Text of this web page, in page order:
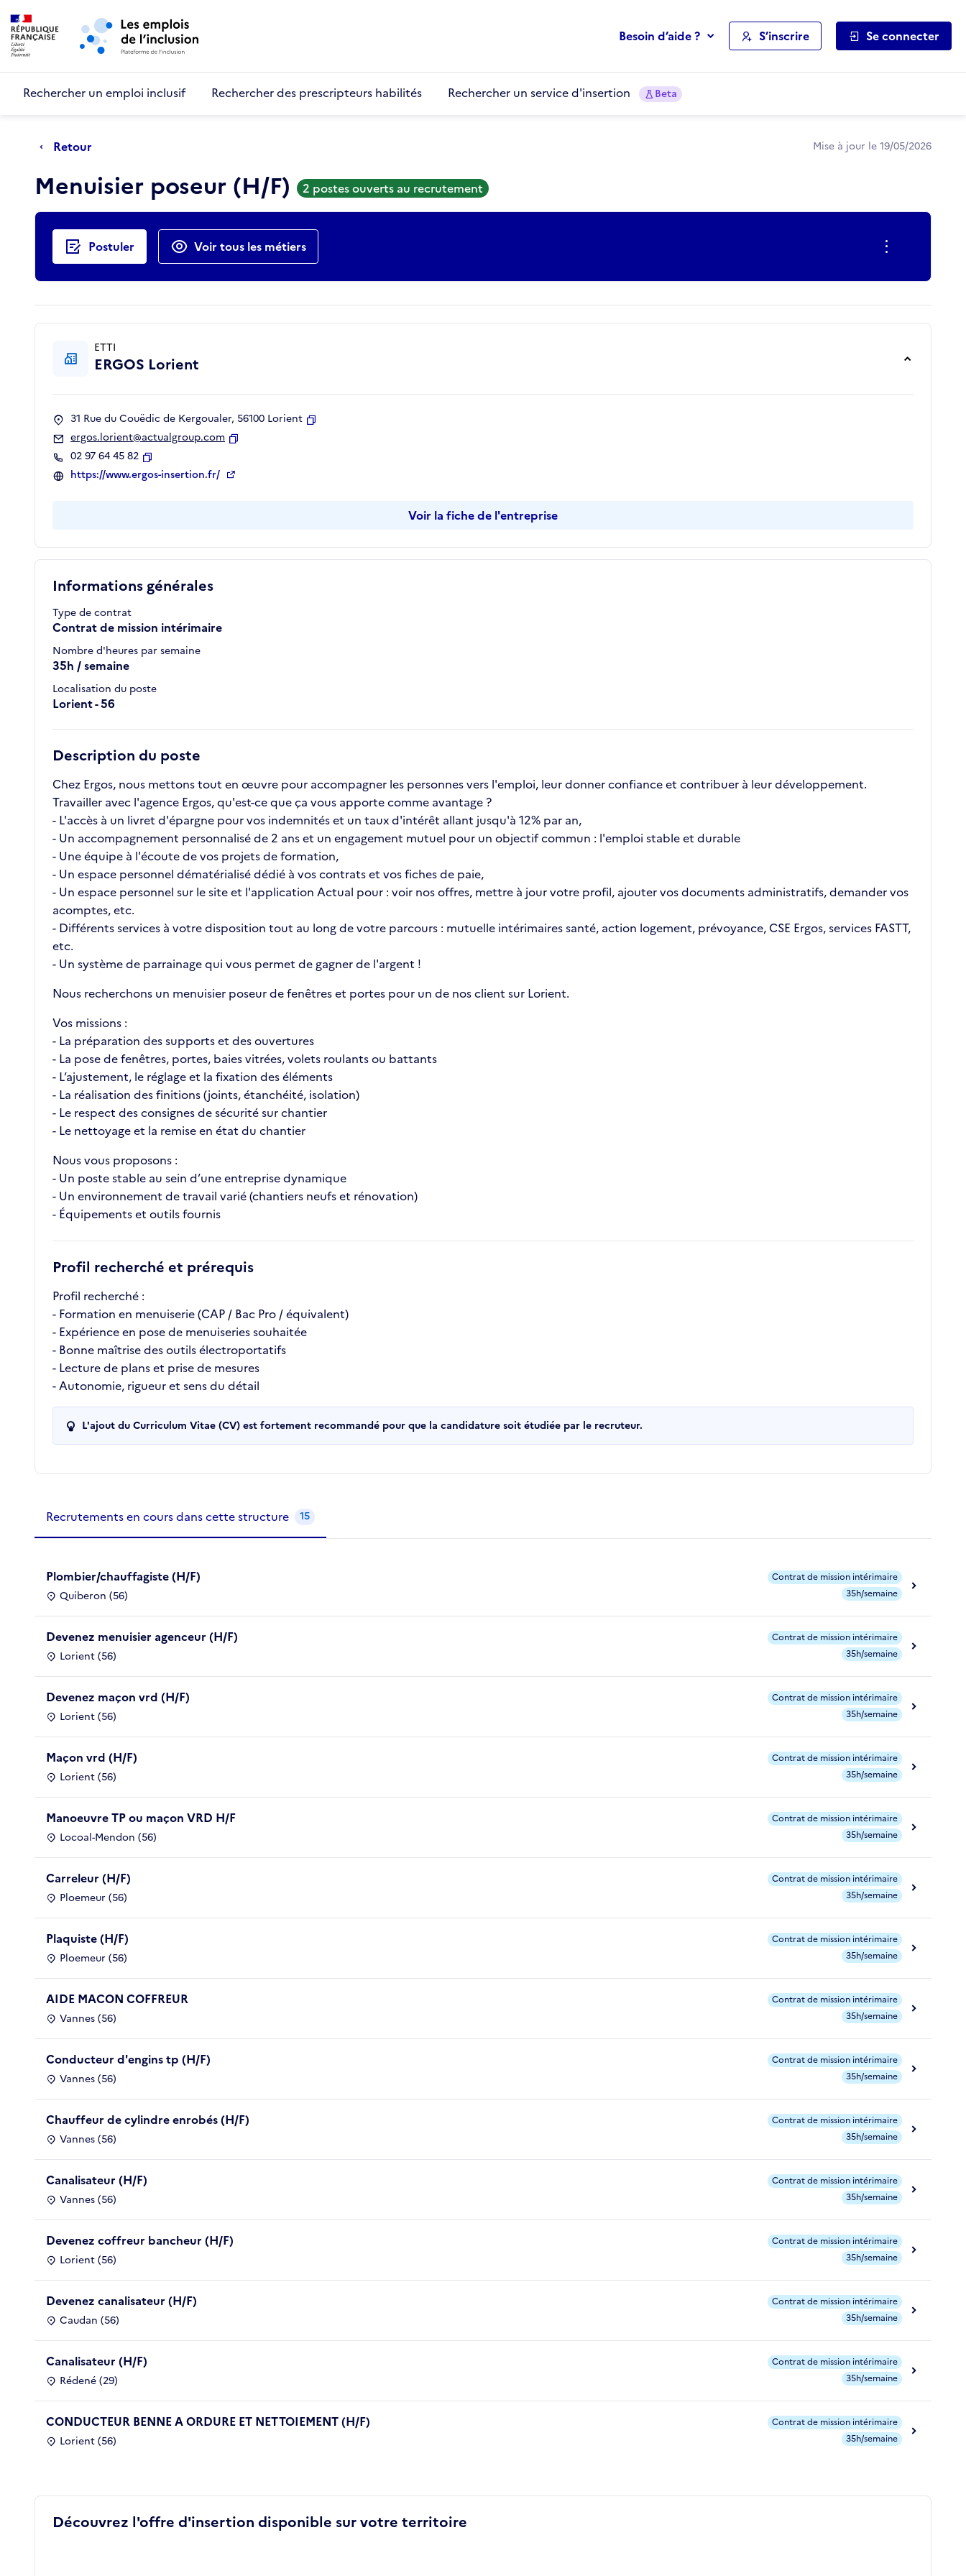
Aller au menu principal
Besoin d’aide ? S’inscrire Se connecter
Rechercher un emploi inclusif Rechercher des prescripteurs habilités Rechercher un service d'insertion Beta
Retour Mise à jour le 19/05/2026
Menuisier poseur (H/F) 2 postes ouverts au recrutement
Actions rapides
Postuler Voir tous les métiers
Informations générales
Type de contrat
Contrat de mission intérimaire
Nombre d'heures par semaine
35h / semaine
Localisation du poste
Lorient - 56
Description du poste
Chez Ergos, nous mettons tout en œuvre pour accompagner les personnes vers l'emploi, leur donner confiance et contribuer à leur développement.
Travailler avec l'agence Ergos, qu'est-ce que ça vous apporte comme avantage ?
- L'accès à un livret d'épargne pour vos indemnités et un taux d'intérêt allant jusqu'à 12% par an,
- Un accompagnement personnalisé de 2 ans et un engagement mutuel pour un objectif commun : l'emploi stable et durable
- Une équipe à l'écoute de vos projets de formation,
- Un espace personnel dématérialisé dédié à vos contrats et vos fiches de paie,
- Un espace personnel sur le site et l'application Actual pour : voir nos offres, mettre à jour votre profil, ajouter vos documents administratifs, demander vos
acomptes, etc.
- Différents services à votre disposition tout au long de votre parcours : mutuelle intérimaires santé, action logement, prévoyance, CSE Ergos, services FASTT,
etc.
- Un système de parrainage qui vous permet de gagner de l'argent !
Nous recherchons un menuisier poseur de fenêtres et portes pour un de nos client sur Lorient.
Vos missions :
- La préparation des supports et des ouvertures
- La pose de fenêtres, portes, baies vitrées, volets roulants ou battants
- L’ajustement, le réglage et la fixation des éléments
- La réalisation des finitions (joints, étanchéité, isolation)
- Le respect des consignes de sécurité sur chantier
- Le nettoyage et la remise en état du chantier
Nous vous proposons :
- Un poste stable au sein d’une entreprise dynamique
- Un environnement de travail varié (chantiers neufs et rénovation)
- Équipements et outils fournis
Profil recherché et prérequis
Profil recherché :
- Formation en menuiserie (CAP / Bac Pro / équivalent)
- Expérience en pose de menuiseries souhaitée
- Bonne maîtrise des outils électroportatifs
- Lecture de plans et prise de mesures
- Autonomie, rigueur et sens du détail
L'ajout du Curriculum Vitae (CV) est fortement recommandé pour que la candidature soit étudiée par le recruteur.
ETTI
ERGOS Lorient
31 Rue du Couëdic de Kergoualer, 56100 Lorient
ergos.lorient@actualgroup.com
02 97 64 45 82
Copier
https://www.ergos-insertion.fr/
Voir la fiche de l'entreprise
Recrutements de la structure
Recrutements en cours dans cette structure 15
Plombier/chauffagiste (H/F)
Quiberon (56)
Contrat de mission intérimaire
35h/semaine
Devenez menuisier agenceur (H/F)
Lorient (56)
Contrat de mission intérimaire
35h/semaine
Devenez maçon vrd (H/F)
Lorient (56)
Contrat de mission intérimaire
35h/semaine
Maçon vrd (H/F)
Lorient (56)
Contrat de mission intérimaire
35h/semaine
Manoeuvre TP ou maçon VRD H/F
Locoal-Mendon (56)
Contrat de mission intérimaire
35h/semaine
Carreleur (H/F)
Ploemeur (56)
Contrat de mission intérimaire
35h/semaine
Plaquiste (H/F)
Ploemeur (56)
Contrat de mission intérimaire
35h/semaine
AIDE MACON COFFREUR
Vannes (56)
Contrat de mission intérimaire
35h/semaine
Conducteur d'engins tp (H/F)
Vannes (56)
Contrat de mission intérimaire
35h/semaine
Chauffeur de cylindre enrobés (H/F)
Vannes (56)
Contrat de mission intérimaire
35h/semaine
Canalisateur (H/F)
Vannes (56)
Contrat de mission intérimaire
35h/semaine
Devenez coffreur bancheur (H/F)
Lorient (56)
Contrat de mission intérimaire
35h/semaine
Devenez canalisateur (H/F)
Caudan (56)
Contrat de mission intérimaire
35h/semaine
Canalisateur (H/F)
Rédené (29)
Contrat de mission intérimaire
35h/semaine
CONDUCTEUR BENNE A ORDURE ET NETTOIEMENT (H/F)
Lorient (56)
Contrat de mission intérimaire
35h/semaine
Découvrez l'offre d'insertion disponible sur votre territoire